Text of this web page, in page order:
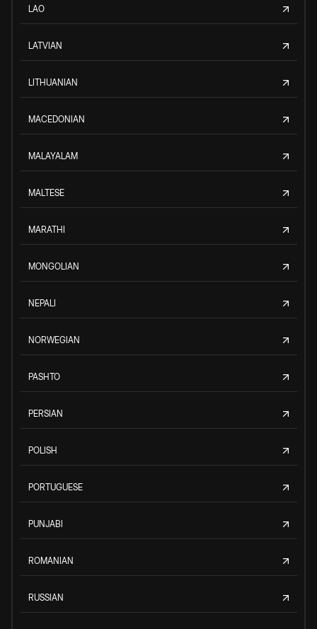
LAO
LATVIAN
LITHUANIAN
MACEDONIAN
MALAYALAM
MALTESE
MARATHI
MONGOLIAN
NEPALI
NORWEGIAN
PASHTO
PERSIAN
POLISH
PORTUGUESE
PUNJABI
ROMANIAN
RUSSIAN